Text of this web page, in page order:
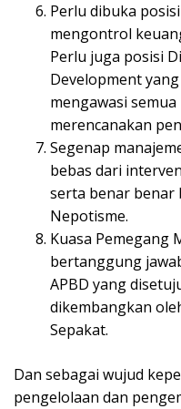
Perlu dibuka
mengontrol
Perlu juga posisi
Development
mengawasi
merencanakan
Segenap
bebas dari
serta benar benar
Nepotisme.
Kuasa Pemegang
bertanggung
APBD yang
dikembangkan
Sepakat.
Dan sebagai wujud
pengelolaan dan